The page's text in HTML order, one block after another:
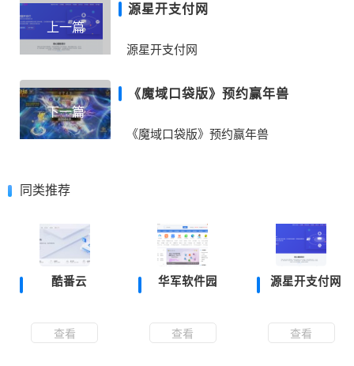
上一篇
源星开支付网
源星开支付网
下一篇
《魔域口袋版》预约赢年兽
《魔域口袋版》预约赢年兽
同类推荐
酷番云
查看
华军软件园
查看
源星开支付网
查看